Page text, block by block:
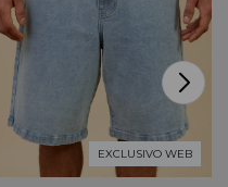
EXCLUSIVO WEB